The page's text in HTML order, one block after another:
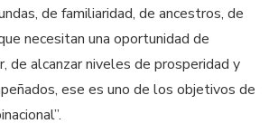
de familiaridad, de ancestros, de
necesitan una oportunidad de
de alcanzar niveles de prosperidad y
ese es uno de los objetivos de